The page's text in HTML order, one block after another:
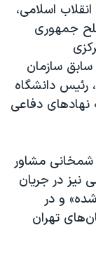
اسلامی،
جمهوری
سابق سازمان
رئیس دانشگاه
نهادهای دفاعی
مشاور
نیز در جریان
و در
تهران